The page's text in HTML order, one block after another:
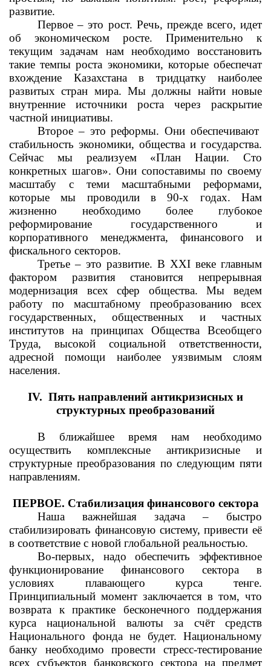
развитие.
Первое – это рост. Речь, прежде всего, идет
об экономическом росте. Применительно к
текущим задачам нам необходимо восстановить
такие темпы роста экономики, которые обеспечат
вхождение Казахстана в тридцатку наиболее
развитых стран мира. Мы должны найти новые
внутренние источники роста через раскрытие
частной инициативы.
Второе – это реформы. Они обеспечивают
стабильность экономики, общества и государства.
Сейчас мы реализуем «План Нации. Сто
конкретных шагов». Они сопоставимы по своему
масштабу с теми масштабными реформами,
которые мы проводили в 90-х годах. Нам
жизненно необходимо более глубокое
реформирование государственного и
корпоративного менеджмента, финансового и
фискального секторов.
Третье – это развитие. В ХХI веке главным
фактором развития становится непрерывная
модернизация всех сфер общества. Мы ведем
работу по масштабному преобразованию всех
государственных, общественных и частных
институтов на принципах Общества Всеобщего
Труда, высокой социальной ответственности,
адресной помощи наиболее уязвимым слоям
населения.
IV. Пять направлений антикризисных и
структурных преобразований
В ближайшее время нам необходимо
осуществить комплексные антикризисные и
структурные преобразования по следующим пяти
направлениям.
ПЕРВОЕ. Стабилизация финансового сектора
Наша важнейшая задача – быстро
стабилизировать финансовую систему, привести её
в соответствие с новой глобальной реальностью.
Во-первых, надо обеспечить эффективное
функционирование финансового сектора в
условиях плавающего курса тенге.
Принципиальный момент заключается в том, что
возврата к практике бесконечного поддержания
курса национальной валюты за счёт средств
Национального фонда не будет. Национальному
банку необходимо провести стресс-тестирование
всех субъектов банковского сектора на предмет